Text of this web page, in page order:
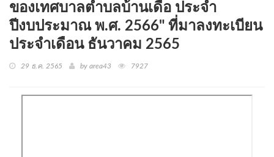
ของเทศบาลตำบลบ้านเดื่อ ประจำ
ปีงบประมาณ พ.ศ. 2566" ที่มาลงทะเบียน
ประจำเดือน ธันวาคม 2565
29 ธ.ค. 2565 by area43 7927